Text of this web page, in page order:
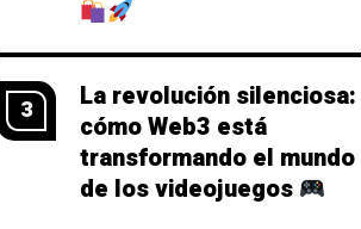
3
La revolución silenciosa:
cómo Web3 está
transformando el mundo
de los videojuegos